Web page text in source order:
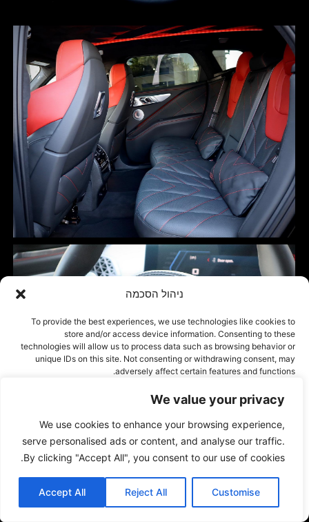
We value your privacy
We use cookies to enhance your browsing experience,
serve personalised ads or content, and analyse our traffic.
By clicking "Accept All", you consent to our use of cookies.
Customise
Reject All
Accept All
ניהול הסכמה
To provide the best experiences, we use technologies like cookies to
store and/or access device information. Consenting to these
technologies will allow us to process data such as browsing behavior or
unique IDs on this site. Not consenting or withdrawing consent, may
adversely affect certain features and functions.
דחייה
Cookie Policy